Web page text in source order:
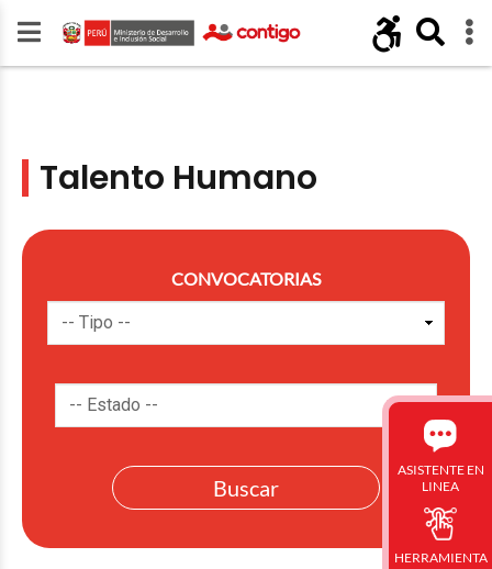
Talento Humano
CONVOCATORIAS
ASISTENTE EN
LINEA
HERRAMIENTA